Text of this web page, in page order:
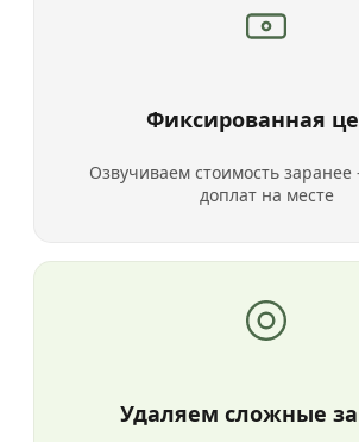
Фиксированная
Озвучиваем стоимость
доплат на месте
Удаляем сложные